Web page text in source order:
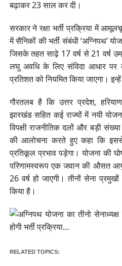
बढ़ाकर 23 साल कर दी।
सरकार ने रक्षा भर्ती प्रक्रिया में
में सैनिकों की भर्ती संबंधी ‘अग्निपथ’
जिसके तहत साढ़े 17 वर्ष से 21 वर्ष
लघु अवधि के लिए संविदा आधार
प्रतिशत को नियमित किया जाएगा। इन्हें
गौरतलब है कि उत्तर प्रदेश,
झारखंड सहित कई राज्यों में नयी
विपक्षी राजनीतिक दलों और बड़ी
की आलोचना करते हुए कहा कि
प्रतिकूल प्रभाव पड़ेगा। योजना की
परिणामस्वरूप एक जवान की औसत
26 वर्ष हो जाएगी। तीनों सेना
किया है।
RELATED TOPICS: